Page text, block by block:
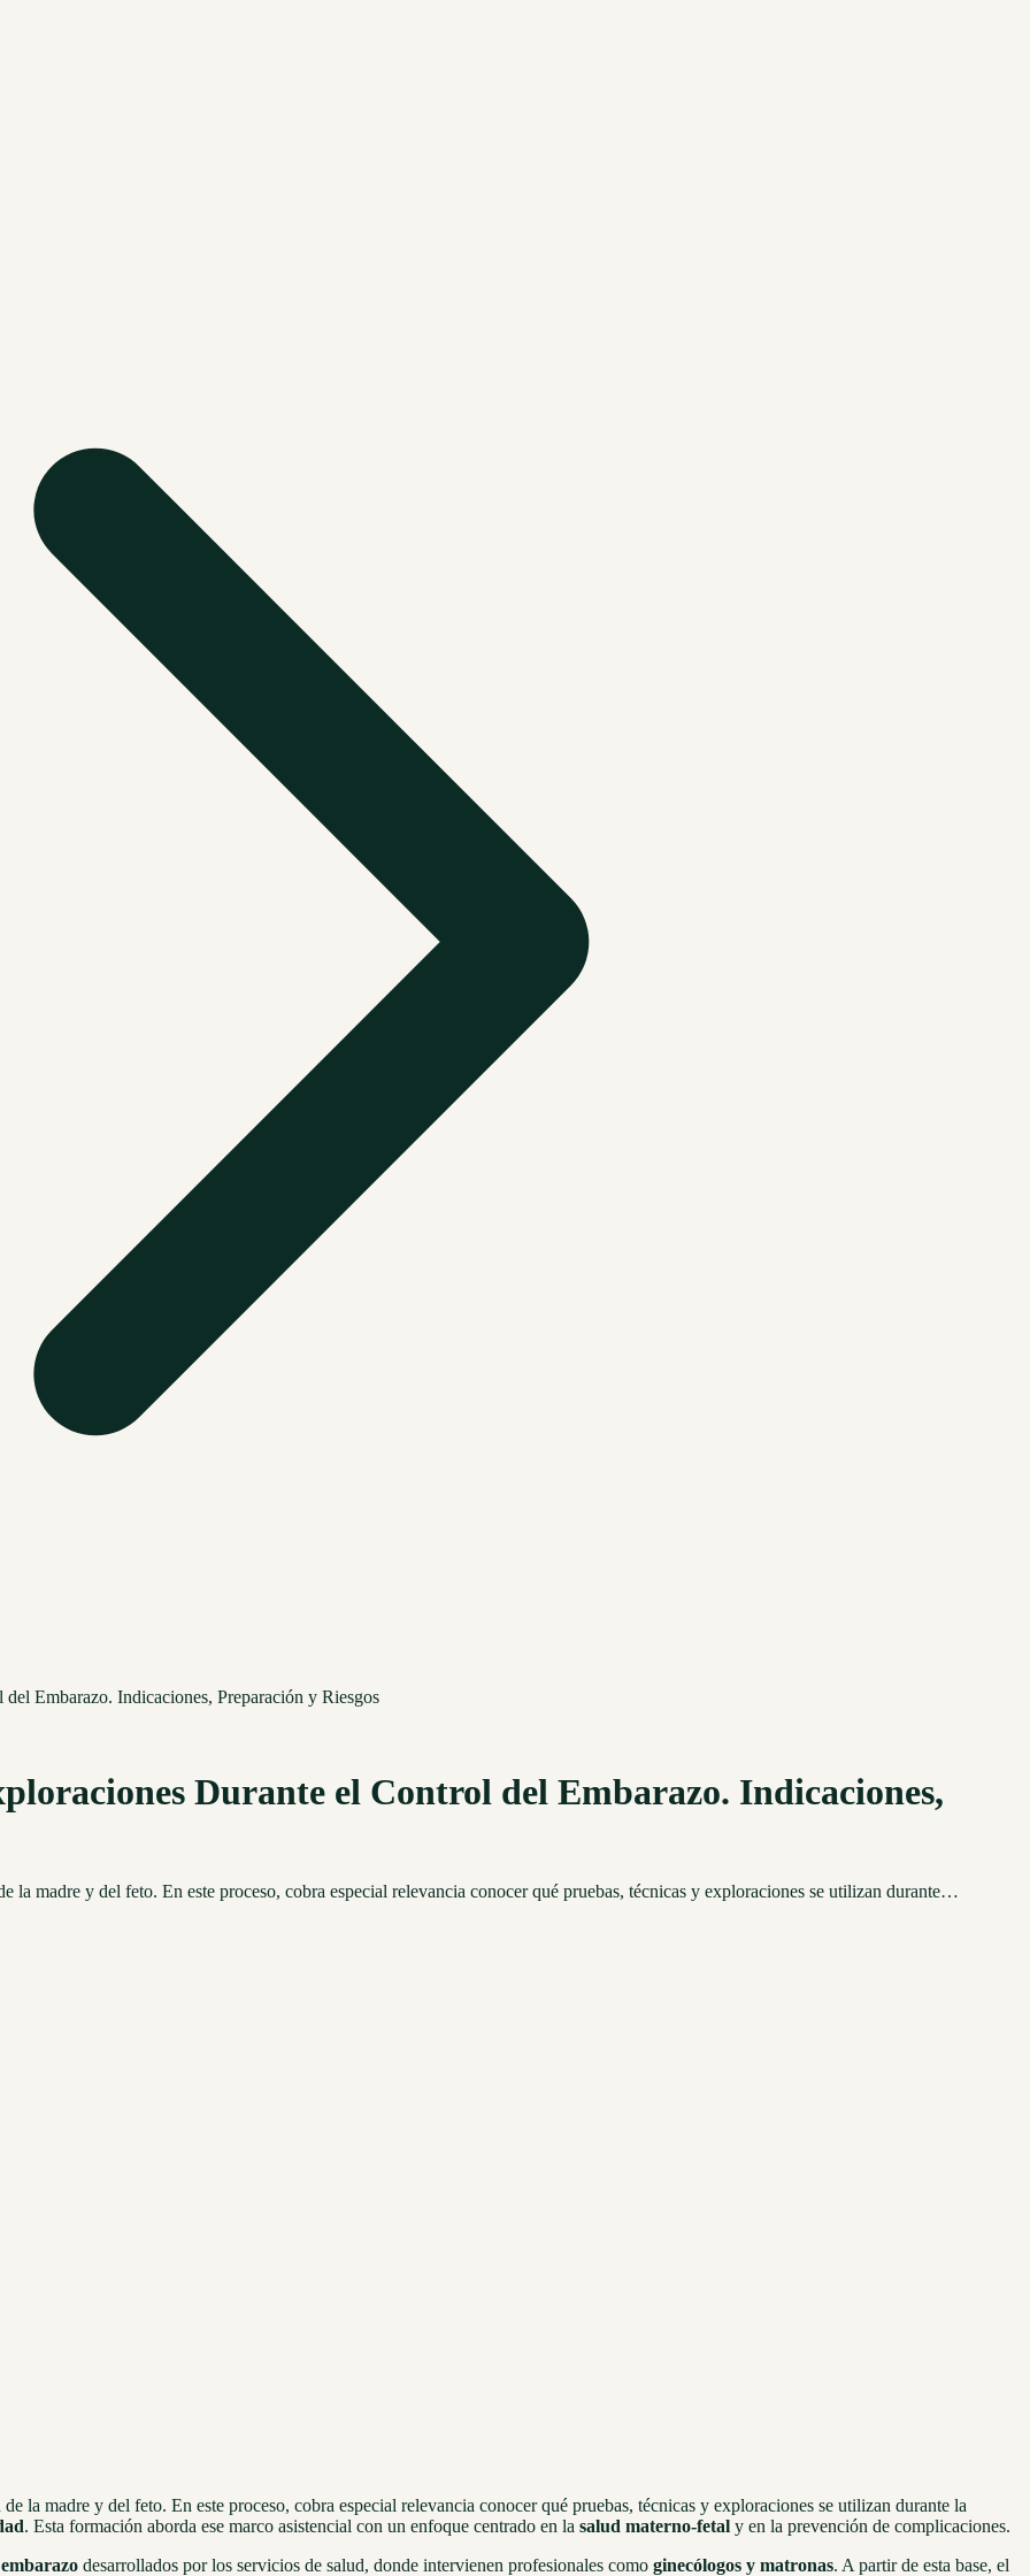
Embarazo. Indicaciones, Preparación y Riesgos
Durante el Control del Embarazo. Indicaciones,
la madre y del feto. En este proceso, cobra especial relevancia conocer qué pruebas, técnicas y exploraciones se utilizan durante…
la madre y del feto. En este proceso, cobra especial relevancia conocer qué pruebas, técnicas y exploraciones se utilizan durante la
. Esta formación aborda ese marco asistencial con un enfoque centrado en la salud materno-fetal y en la prevención de complicaciones.
desarrollados por los servicios de salud, donde intervienen profesionales como ginecólogos y matronas. A partir de esta base, el